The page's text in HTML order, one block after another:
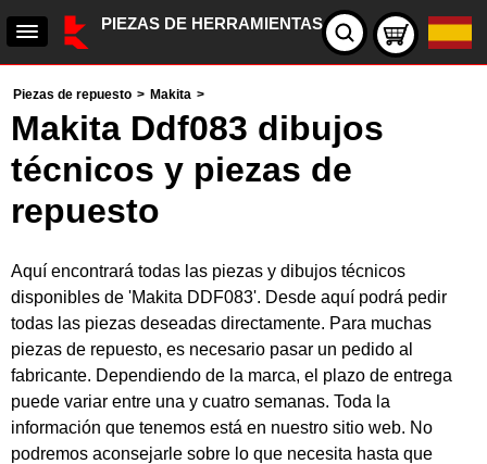
PIEZAS DE HERRAMIENTAS
Piezas de repuesto > Makita >
Makita Ddf083 dibujos
técnicos y piezas de
repuesto
Aquí encontrará todas las piezas y dibujos técnicos
disponibles de 'Makita DDF083'. Desde aquí podrá pedir
todas las piezas deseadas directamente. Para muchas
piezas de repuesto, es necesario pasar un pedido al
fabricante. Dependiendo de la marca, el plazo de entrega
puede variar entre una y cuatro semanas. Toda la
información que tenemos está en nuestro sitio web. No
podremos aconsejarle sobre lo que necesita hasta que